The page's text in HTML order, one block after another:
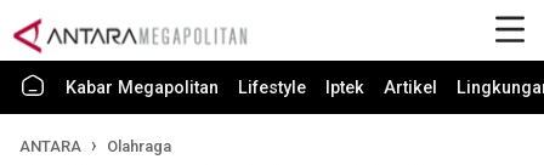
Kabar Megapolitan Lifestyle Iptek Artikel
ANTARA Olahraga